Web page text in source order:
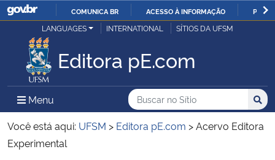
IR
O
COMUNICA BR ACESSO À INFORMAÇÃO
Ministério da Justiça e Segurança Pública
Ministério da Defesa
Ministério das Relações Exteriores
LANGUAGES INTERNATIONAL SÍTIOS DA UFSM
Editora pE.com
Menu Menu Principal do Sítio
Busca
Buscar no no Sítio
Busca:
Você está aqui: UFSM > Editora pE.com >Acervo Editora
Experimental